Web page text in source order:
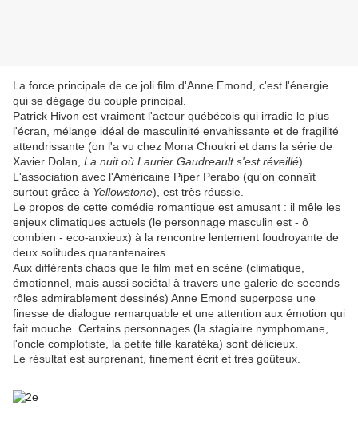
La force principale de ce joli film d'Anne Emond, c'est l'énergie
qui se dégage du couple principal.
Patrick Hivon est vraiment l'acteur québécois qui irradie le plus
l'écran, mélange idéal de masculinité envahissante et de fragilité
attendrissante (on l'a vu chez Mona Choukri et dans la série de
Xavier Dolan, La nuit où Laurier Gaudreault s'est réveillé).
L'association avec l'Américaine Piper Perabo (qu'on connaît
surtout grâce à Yellowstone), est très réussie.
Le propos de cette comédie romantique est amusant : il mêle les
enjeux climatiques actuels (le personnage masculin est - ô
combien - eco-anxieux) à la rencontre lentement foudroyante de
deux solitudes quarantenaires.
Aux différents chaos que le film met en scène (climatique,
émotionnel, mais aussi sociétal à travers une galerie de seconds
rôles admirablement dessinés) Anne Emond superpose une
finesse de dialogue remarquable et une attention aux émotion qui
fait mouche. Certains personnages (la stagiaire nymphomane,
l'oncle complotiste, la petite fille karatéka) sont délicieux.
Le résultat est surprenant, finement écrit et très goûteux.